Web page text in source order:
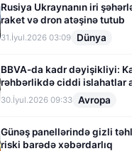
Rusiya Ukraynanın iri
raket və dron atəşinə tutub
31.İyul.2026 03:09 Dünya
BBVA-da kadr dəyişikliyi:
rəhbərlikdə ciddi islahatlar
30.İyul.2026 09:33 Avropa
Günəş panellərində gizli
riski barədə xəbərdarlıq